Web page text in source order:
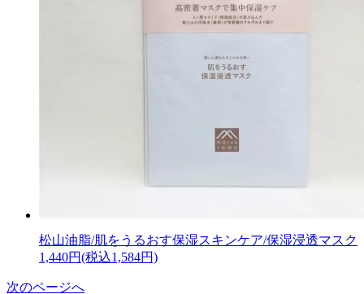
松山油脂/肌をうるおす保湿スキンケア/保湿浸透マスク
1,440円(税込1,584円)
次のページへ